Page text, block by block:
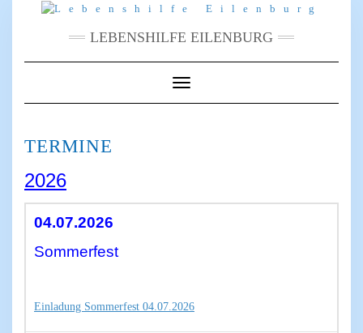
LEBENSHILFE EILENBURG
Toggle
Navigation
TERMINE
2026
04.07.2026
Sommerfest
Einladung Sommerfest 04.07.2026